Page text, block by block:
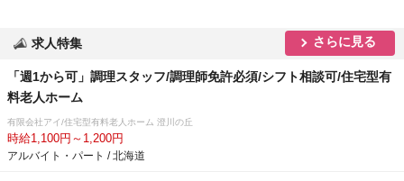
求人特集 さらに見る
「週1から可」調理スタッフ/調理師免許必須/シフト相談可/住宅型有
料老人ホーム
有限会社アイ/住宅型有料老人ホーム 澄川の丘
時給1,100円～1,200円
アルバイト・パート / 北海道